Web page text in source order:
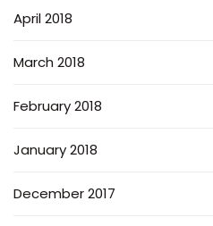
April 2018
March 2018
February 2018
January 2018
December 2017